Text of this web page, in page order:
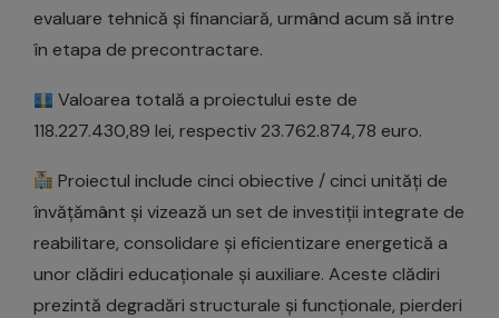
evaluare tehnică și financiară, urmând acum să intre
în etapa de precontractare.
Valoarea totală a proiectului este de
118.227.430,89 lei, respectiv 23.762.874,78 euro.
Proiectul include cinci obiective / cinci unități de
învățământ și vizează un set de investiții integrate de
reabilitare, consolidare și eficientizare energetică a
unor clădiri educaționale și auxiliare. Aceste clădiri
prezintă degradări structurale și funcționale, pierderi